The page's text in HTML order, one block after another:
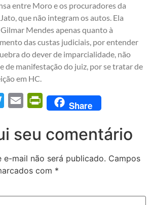
entre Moro e os procuradores da
que não integram os autos. Ela
Mendes apenas quanto à
das custas judiciais, por entender
do dever de imparcialidade, não
de manifestação do juiz, por se tratar de
em HC.
Twitter Email PrintFriendly
Share
seu comentário
e-mail não será publicado. Campos
com *